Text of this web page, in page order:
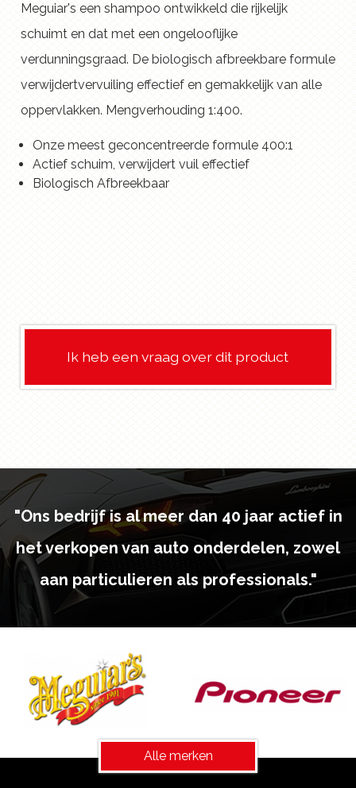
Meguiar's een shampoo ontwikkeld die rijkelijk
schuimt en dat met een ongelooflijke
verdunningsgraad. De biologisch afbreekbare formule
verwijdertvervuiling effectief en gemakkelijk van alle
oppervlakken. Mengverhouding 1:400.
Onze meest geconcentreerde formule 400:1
Actief schuim, verwijdert vuil effectief
Biologisch Afbreekbaar
Ik heb een vraag over dit product
"Ons bedrijf is al meer dan 40 jaar actief in
het verkopen van auto onderdelen, zowel
aan particulieren als professionals."
Alle merken